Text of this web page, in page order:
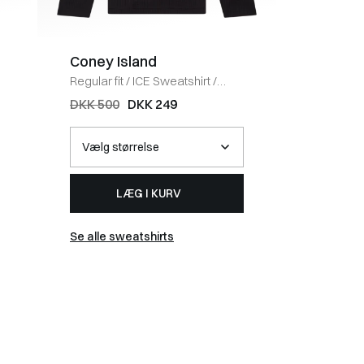
Coney Island
Regular fit/ ICE Sweatshirt/
BLACK
DKK 500 DKK 249
LÆG I KURV
Se alle sweatshirts